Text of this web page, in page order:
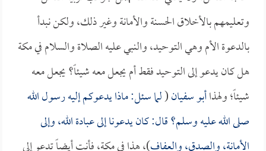
وتعليمهم بالأخلاق الحسنة والأمانة وغير ذلك، ولكن نبدأ
بالدعوة الأم وهي التوحيد، والنبي عليه الصلاة والسلام في مكة
هل كان يدعو إلى التوحيد فقط أم يجعل معه شيئاً؟ يجعل معه
شيئاً؛ ولهذاأبو سفيان(لما سئل: ماذا يدعوكم إليه رسول الله
صلى الله عليه وسلم؟ قال: كان يدعونا إلى عبادة الله، وإلى